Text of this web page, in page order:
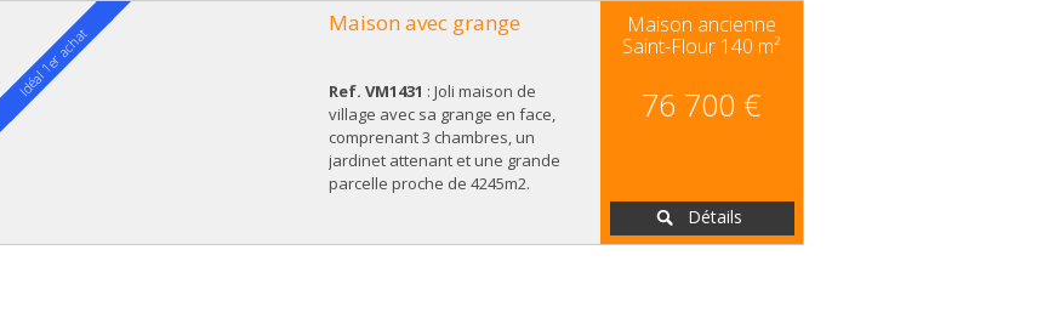
Idéal 1er achat
Maison avec grange
Ref. VM1431 : Joli maison de
village avec sa grange en face,
comprenant 3 chambres, un
jardinet attenant et une grande
parcelle proche de 4245m2.
Maison ancienne
Saint-Flour 140 m²
76 700 €
Détails